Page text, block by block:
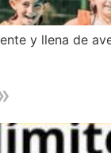
y llena de